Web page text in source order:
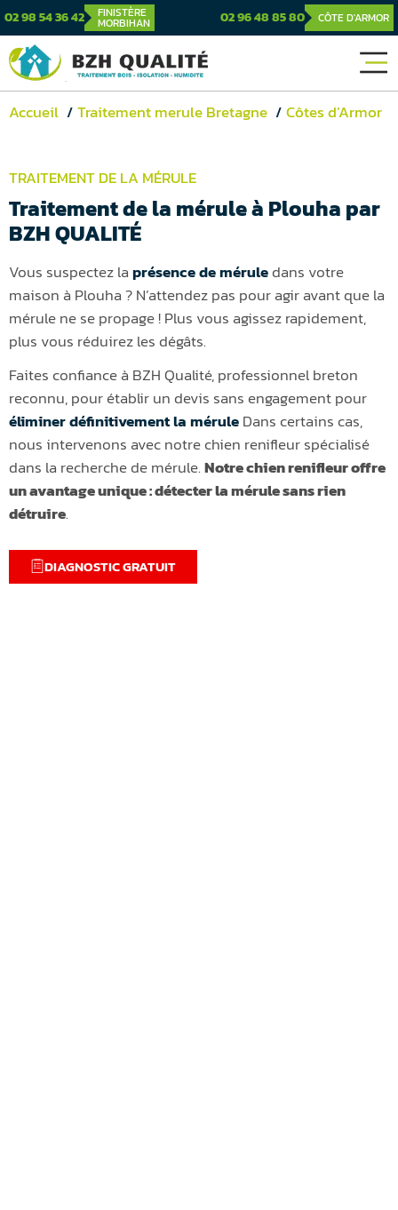
02 98 54 36 42 FINISTÈRE
MORBIHAN 02 96 48 85 80 CÔTE D'ARMOR
Accueil Traitement merule Bretagne Côtes d’Armor
TRAITEMENT DE LA MÉRULE
Traitement de la mérule à Plouha par
BZH QUALITÉ
Vous suspectez laprésence de méruledans votre
maison à Plouha ? N’attendez pas pour agir avant que la
mérule ne se propage ! Plus vous agissez rapidement,
plus vous réduirez les dégâts.
Faites confiance à BZH Qualité, professionnel breton
reconnu, pour établir un devis sans engagement pour
éliminer définitivement la méruleDans certains cas,
nous intervenons avec notre chien renifleur spécialisé
dans la recherche de mérule.Notre chien renifleur offre
un avantage unique : détecter la mérule sans rien
détruire.
DIAGNOSTIC GRATUIT